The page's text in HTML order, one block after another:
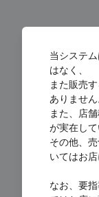
当システ
はなく、
また販売
ありません
また、店
が実在して
その他、
いてはお
なお、要